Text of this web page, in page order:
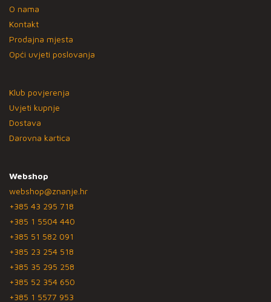
O nama
Kontakt
Prodajna mjesta
Opći uvjeti poslovanja
Klub povjerenja
Uvjeti kupnje
Dostava
Darovna kartica
Webshop
webshop@znanje.hr
+385 43 295 718
+385 1 5504 440
+385 51 582 091
+385 23 254 518
+385 35 295 258
+385 52 354 650
+385 1 5577 953